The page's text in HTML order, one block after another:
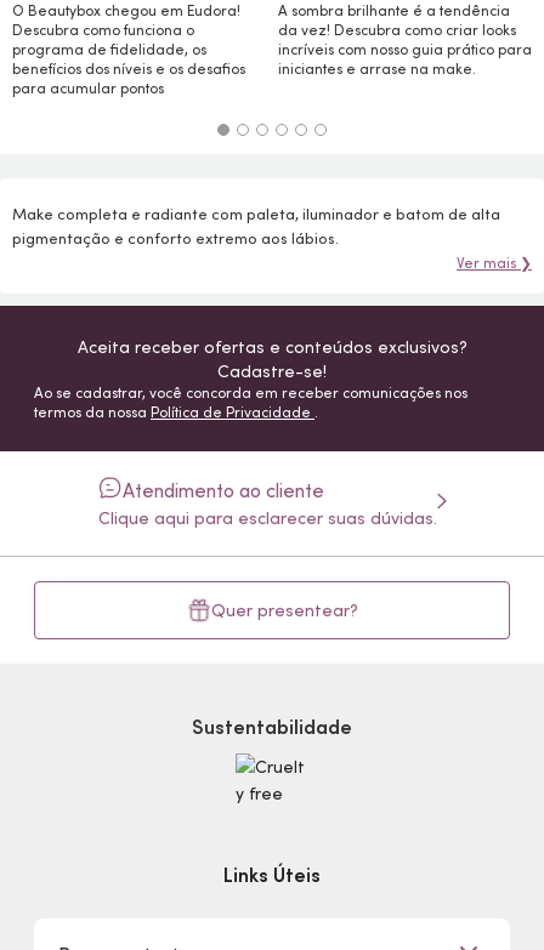
O Beautybox chegou em Eudora!
Descubra como funciona o
programa de fidelidade, os
benefícios dos níveis e os desafios
para acumular pontos
A sombra brilhante é a tendência
da vez! Descubra como criar looks
incríveis com nosso guia prático para
iniciantes e arrase na make.
Make completa e radiante com paleta, iluminador e batom de alta
pigmentação e conforto extremo aos lábios.
Ver mais ❯
Aceita receber ofertas e conteúdos exclusivos?
Cadastre-se!
Ao se cadastrar, você concorda em receber comunicações nos
termos da nossa Política de Privacidade .
Atendimento ao cliente
Clique aqui para esclarecer suas dúvidas.
Quer presentear?
Sustentabilidade
Links Úteis